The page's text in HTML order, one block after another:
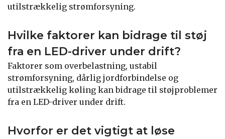
utilstrækkelig strømforsyning.
Hvilke faktorer kan bidrage til støj
fra en LED-driver under drift?
Faktorer som overbelastning, ustabil
strømforsyning, dårlig jordforbindelse og
utilstrækkelig køling kan bidrage til støjproblemer
fra en LED-driver under drift.
Hvorfor er det vigtigt at løse